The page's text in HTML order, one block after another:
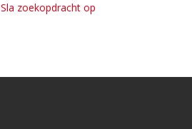
Sla zoekopdracht op